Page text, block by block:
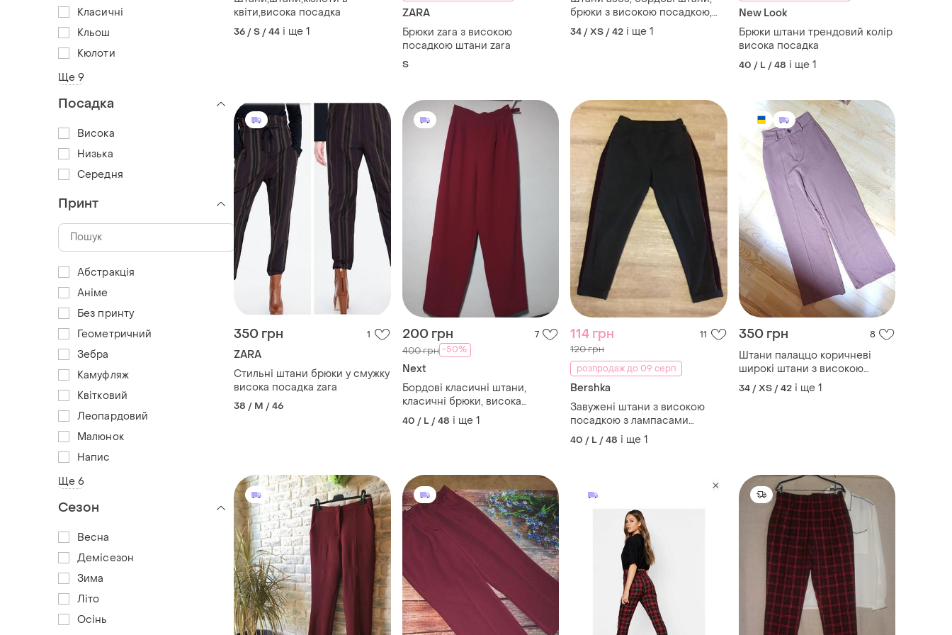
квіти,висока посадка
36 / S / 44 і ще 1
ZARA
Брюки zara з високою
посадкою штани zara
S
брюки з високою посадкою,
щільні штани з розрізом,
брюки з відкритим швом,
34 / XS / 42 і ще 1
New Look
Брюки штани трендовий колір
висока посадка
40 / L / 48 і ще 1
350 грн 1
ZARA
Стильні штани брюки у смужку
висока посадка zara
38 / M / 46
200 грн 7
400 грн -50%
Next
Бордові класичні штани,
класичні брюки, висока
посадка
40 / L / 48 і ще 1
114 грн 11
120 грн
розпродаж до 09 серп
Bershka
Завужені штани з високою
посадкою з лампасами
bershka
40 / L / 48 і ще 1
350 грн 8
Штани палаццо коричневі
широкі штани з високою
посадкою
34 / XS / 42 і ще 1
Класичні
Кльош
Кюлоти
Ще 9
Посадка
Висока
Низька
Середня
Принт
Абстракція
Аніме
Без принту
Геометричний
Зебра
Камуфляж
Квітковий
Леопардовий
Малюнок
Напис
Ще 6
Сезон
Весна
Демісезон
Зима
Літо
Осінь